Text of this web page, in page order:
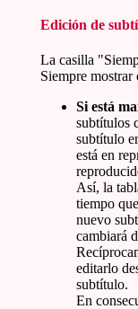
Edición de
La casilla
Siempre
Si está
subtítulos
subtítulo
está en
Así, la
tiempo
nuevo
cambiará
editarlo
subtítulo.
En